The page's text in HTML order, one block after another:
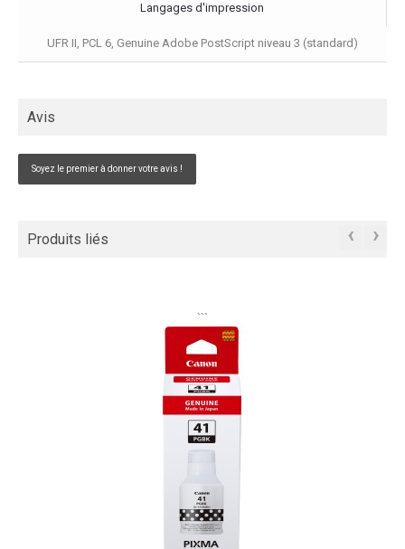
Langages d'impression
UFR II, PCL 6, Genuine Adobe PostScript niveau 3 (standard)
Avis
Soyez le premier à donner votre avis !
Produits liés ‹ ›
```